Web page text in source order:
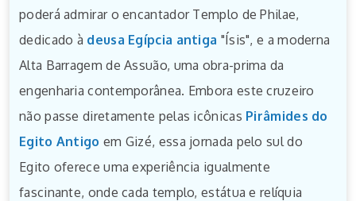
poderá admirar o encantador Templo de Philae,
dedicado à deusa Egípcia antiga "Ísis", e a moderna
Alta Barragem de Assuão, uma obra-prima da
engenharia contemporânea. Embora este cruzeiro
não passe diretamente pelas icônicas Pirâmides do
Egito Antigo em Gizé, essa jornada pelo sul do
Egito oferece uma experiência igualmente
fascinante, onde cada templo, estátua e relíquia